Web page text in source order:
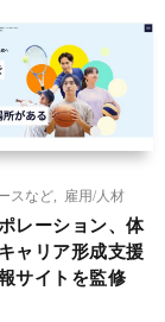
スなど
雇用/人材
レーション、体
ャリア形成支援
サイトを監修